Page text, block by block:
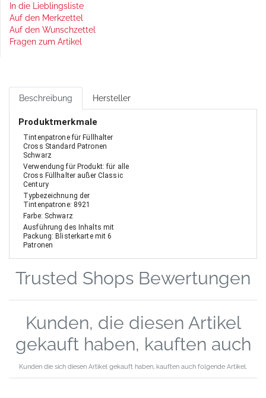
In die Lieblingsliste
Auf den Merkzettel
Auf den Wunschzettel
Fragen zum Artikel
Beschreibung Hersteller
Produktmerkmale
Tintenpatrone für Füllhalter
Cross Standard Patronen
Schwarz
Verwendung für Produkt: für alle
Cross Füllhalter außer Classic
Century
Typbezeichnung der
Tintenpatrone: 8921
Farbe: Schwarz
Ausführung des Inhalts mit
Packung: Blisterkarte mit 6
Patronen
Trusted Shops Bewertungen
Kunden, die diesen Artikel
gekauft haben, kauften auch
Kunden die sich diesen Artikel gekauft haben, kauften auch folgende Artikel.